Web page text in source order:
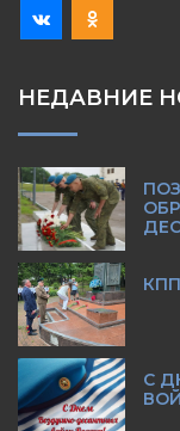
НЕДАВНИЕ
С